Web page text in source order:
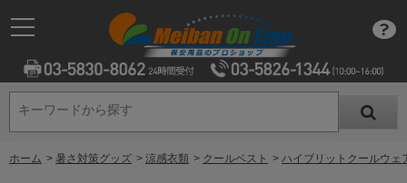
キーワードから探す
キーワードから探す
ホーム > 暑さ対策グッズ > 涼感衣類 > クールベスト > ハイブリットクールウェ